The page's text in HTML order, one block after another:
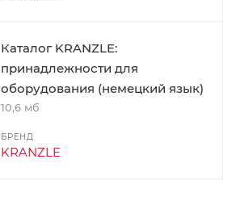
Каталог KRANZLE:
принадлежности для
оборудования (немецкий язык)
10,6 мб
БРЕНД
KRANZLE